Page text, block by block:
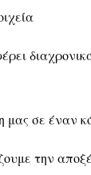
μας σε έναν
την